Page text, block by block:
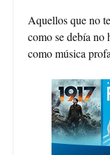
Aquellos que no
como se debía no
como música